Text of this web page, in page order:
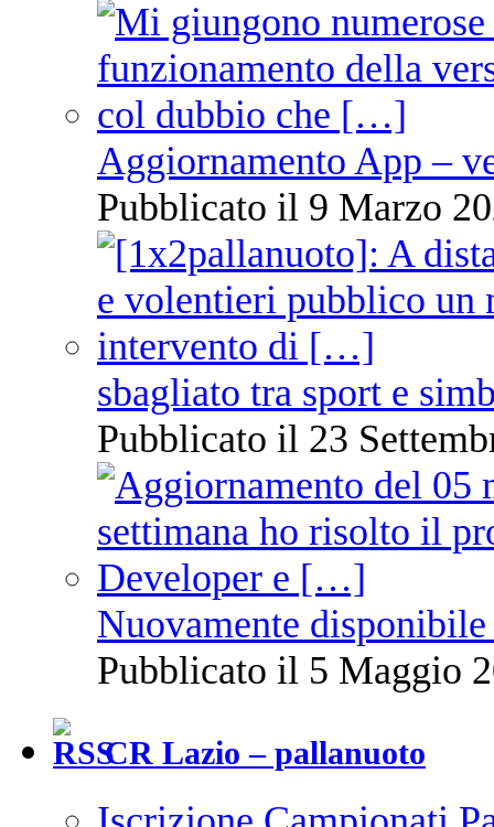
Aggiornamento App –
Pubblicato il 9 Marzo
sbagliato tra sport e
Pubblicato il 23
Nuovamente
Pubblicato il 5 Maggio
CR Lazio – pallanuoto